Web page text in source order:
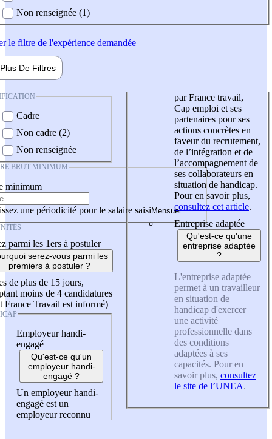
Non renseignée (1)
le filtre de l'expérience demandée
Plus De Filtres
Cadre
Non cadre (2)
Non renseignée
BRUT MINIMUM
minimum
une périodicité pour le salaire saisi
parmi les 1ers à postuler
serez-vous parmi les
premiers à postuler ?
de plus de 15 jours,
moins de 4 candidatures
France Travail est informé)
Employeur handi-
engagé
Qu'est-ce qu'un
employeur handi-
engagé ?
Un employeur handi-
engagé est un
employeur reconnu
par France travail,
Cap emploi et ses
partenaires pour ses
actions concrètes en
faveur du recrutement,
de l’intégration et de
l’accompagnement de
ses collaborateurs en
situation de handicap.
Pour en savoir plus,
consultez cet article.
Entreprise adaptée
Qu'est-ce qu'une
entreprise adaptée
?
L'entreprise adaptée
permet à un travailleur
en situation de
handicap d'exercer
une activité
professionnelle dans
des conditions
adaptées à ses
capacités. Pour en
savoir plus, consultez
le site de l’UNEA.